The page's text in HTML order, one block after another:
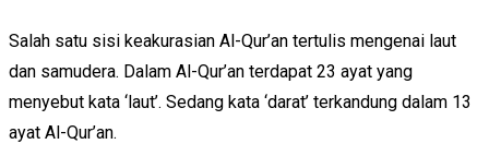
Salah satu sisi keakurasian Al-Qur’an tertulis mengenai laut
dan samudera. Dalam Al-Qur’an terdapat 23 ayat yang
menyebut kata ‘laut’. Sedang kata ‘darat’ terkandung dalam 13
ayat Al-Qur’an.